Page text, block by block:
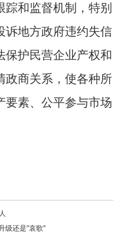
和监督机制，特别
诉地方政府违约失信
保护民营企业产权和
政商关系，使各种所
要素、公平参与市场
级还是"哀歌"